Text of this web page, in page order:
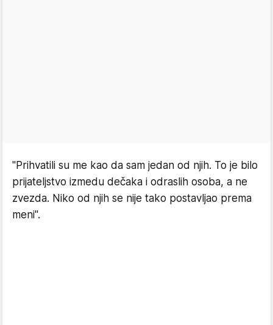
"Prihvatili su me kao da sam jedan od njih. To je bilo
prijateljstvo izmedu dečaka i odraslih osoba, a ne
zvezda. Niko od njih se nije tako postavljao prema
meni".